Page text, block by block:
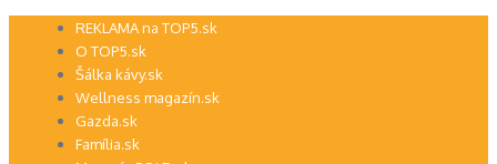
Preskočiť REKLAMA na TOP5.sk
O TOP5.sk
Šálka kávy.sk
Wellness magazín.sk
Gazda.sk
Família.sk